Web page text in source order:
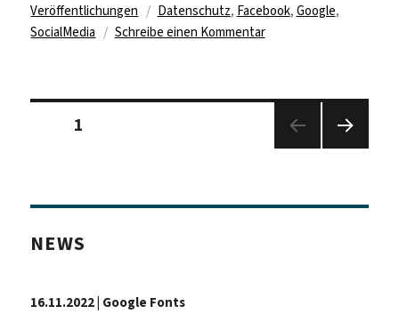
am
Veröffentlichungen
Schlagwörter
Datenschutz, Facebook, Google,
SocialMedia
Schreibe einen Kommentarzu
Datum
Seitennummerierung
1
NEWS
16.11.2022 | Google Fonts